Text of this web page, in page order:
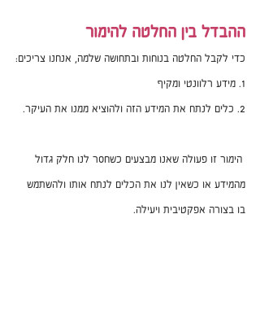
ההבדל בין החלטה להימור
​כדי לקבל החלטה בנוחות ובתחושה שלמה, אנחנו צריכים:
1. מידע רלוונטי ומקיף
2. כלים לנתח את המידע הזה ולהוציא ממנו את העיקר.
הימור זו פעולה שאנו מבצעים כשחסר לנו חלק גדול
מהמידע או כשאין לנו את הכלים לנתח אותו ולהשתמש
בו בצורה אפקטיבית ויעילה.